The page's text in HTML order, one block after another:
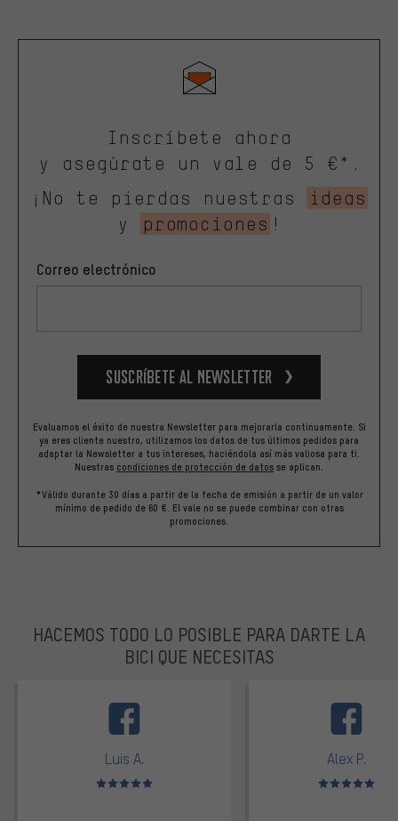
Inscríbete ahora
y asegúrate un vale de 5 €*.
¡No te pierdas nuestras
ideas
y
promociones !
Correo electrónico
Suscríbete al newsletter
Evaluamos el éxito de nuestra Newsletter para mejorarla continuamente. Si
ya eres cliente nuestro, utilizamos los datos de tus últimos pedidos para
adaptar la Newsletter a tus intereses, haciéndola así más valiosa para ti.
Nuestras condiciones de protección de datos se aplican.
*Válido durante 30 días a partir de la fecha de emisión a partir de un valor
mínimo de pedido de 60 €. El vale no se puede combinar con otras
promociones.
HACEMOS TODO LO POSIBLE PARA DARTE LA
BICI QUE NECESITAS
Luis A.
Valoración media: 5 de 5
Alex P.
Valoración